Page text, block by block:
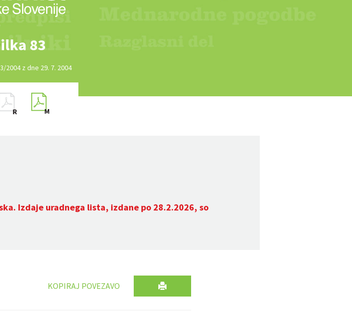
83
2004 z dne 29. 7. 2004
Izdaje uradnega lista, izdane po 28.2.2026, so
KOPIRAJ POVEZAVO